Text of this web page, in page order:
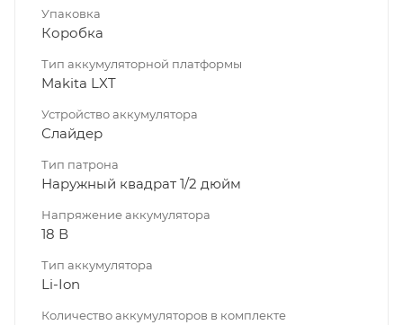
Упаковка
Коробка
Тип аккумуляторной платформы
Makita LXT
Устройство аккумулятора
Слайдер
Тип патрона
Наружный квадрат 1/2 дюйм
Напряжение аккумулятора
18 В
Тип аккумулятора
Li-Ion
Количество аккумуляторов в комплекте